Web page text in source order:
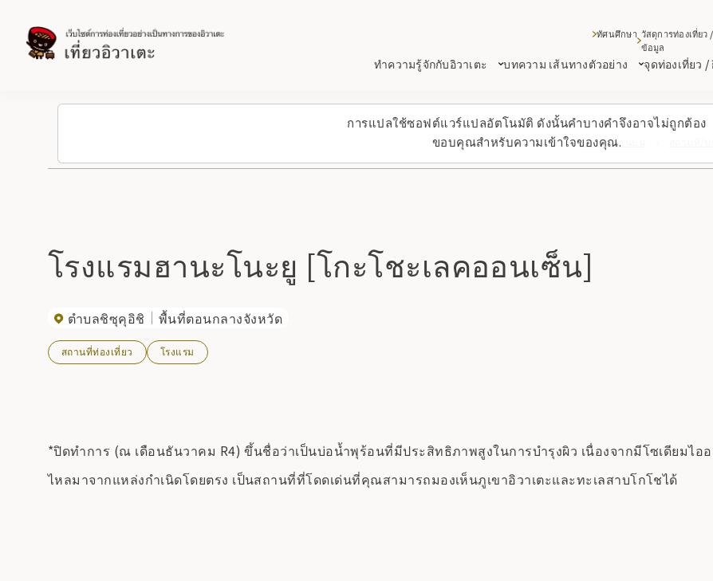
การแปลใช้ซอฟต์แวร์แปลอัตโนมัติ ดังนั้นคำบางคำจึงอาจไม่ถูกต้อง
ขอบคุณสำหรับความเข้าใจของคุณ.
ทำความรู้จักกับอิวาเตะ บทความ เส้นทางตัวอย่าง จุดท่องเที่ยว /
ทัศนศึกษา วัสดุการท่องเที่ยว /
ข้อมูล
กลับขึ้นด้านบน
โรงแรมฮานะโนะยู [โกะโชะเลคออนเซ็น]
ตำบลชิซุคุอิชิ พื้นที่ตอนกลางจังหวัด
สถานที่ท่องเที่ยว โรงแรม
*ปิดทำการ (ณ เดือนธันวาคม R4) ขึ้นชื่อว่าเป็นบ่อน้ำพุร้อนที่มีประสิทธิภาพสูงในการบำรุงผิว เนื่องจากมีโซเดียมไอ
ไหลมาจากแหล่งกำเนิดโดยตรง เป็นสถานที่ที่โดดเด่นที่คุณสามารถมองเห็นภูเขาอิวาเตะและทะเลสาบโกโชได้